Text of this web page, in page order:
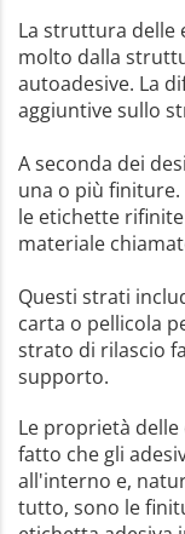
La struttura delle
molto dalla
autoadesive. La
aggiuntive sullo
A seconda dei
una o più
le etichette
materiale
Questi strati
carta o pellicola
strato di rilascio
supporto.
Le proprietà
fatto che gli
all'interno e,
tutto, sono le